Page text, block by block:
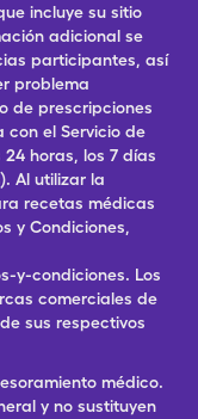
incluye su sitio
adicional se
participantes, así
problema
de prescripciones
el Servicio de
horas, los 7 días
Al utilizar la
recetas médicas
y Condiciones,
y-condiciones. Los
comerciales de
sus respectivos
médico.
y no sustituyen